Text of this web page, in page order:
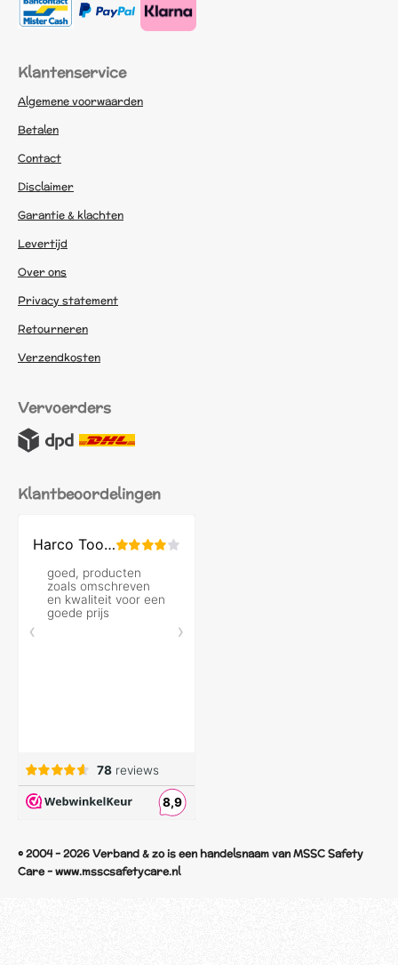
Klantenservice
Algemene voorwaarden
Betalen
Contact
Disclaimer
Garantie & klachten
Levertijd
Over ons
Privacy statement
Retourneren
Verzendkosten
Vervoerders
Klantbeoordelingen
© 2004 - 2026 Verband & zo is een handelsnaam van MSSC Safety
Care - www.msscsafetycare.nl